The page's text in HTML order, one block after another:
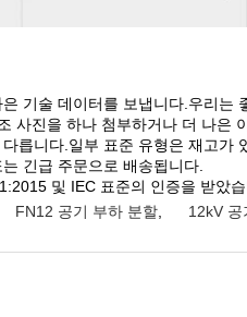
기술 데이터를 보냅니다.우리는
사진을 하나 첨부하거나 더 나은
릅니다.일부 표준 유형은 재고가
긴급 주문으로 배송됩니다.
및 IEC 표준의 인증을 받았습
FN12 공기 부하 분할 12kV